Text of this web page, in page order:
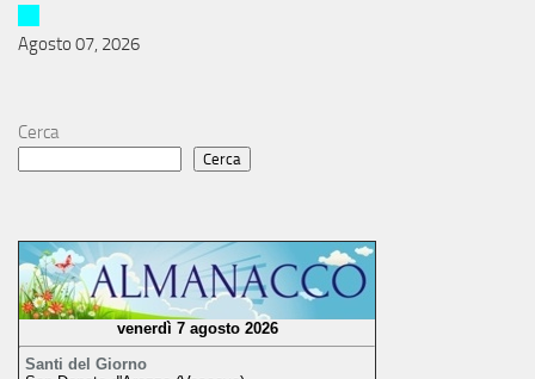
Agosto 07, 2026
Cerca
Cerca